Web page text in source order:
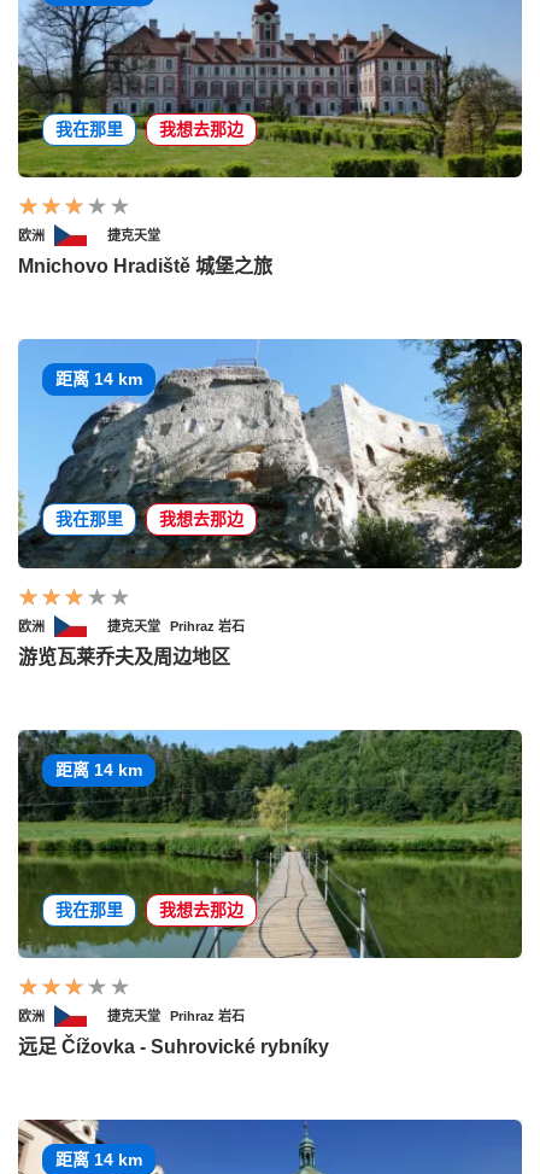
我在那里 我想去那边
欧洲 捷克天堂
Mnichovo Hradiště 城堡之旅
距离 14 km
我在那里 我想去那边
欧洲 捷克天堂 Prihraz 岩石
游览瓦莱乔夫及周边地区
距离 14 km
我在那里 我想去那边
欧洲 捷克天堂 Prihraz 岩石
远足 Čížovka - Suhrovické rybníky
距离 14 km